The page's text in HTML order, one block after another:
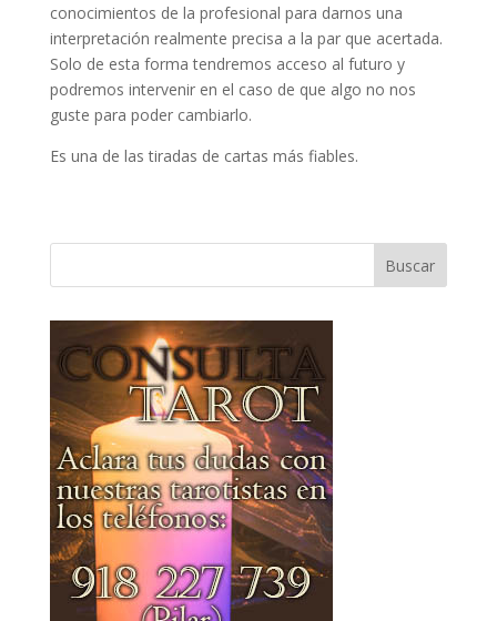
conocimientos de la profesional para darnos una
interpretación realmente precisa a la par que acertada.
Solo de esta forma tendremos acceso al futuro y
podremos intervenir en el caso de que algo no nos
guste para poder cambiarlo.
Es una de las tiradas de cartas más fiables.